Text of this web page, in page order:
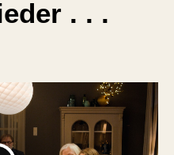
. . .